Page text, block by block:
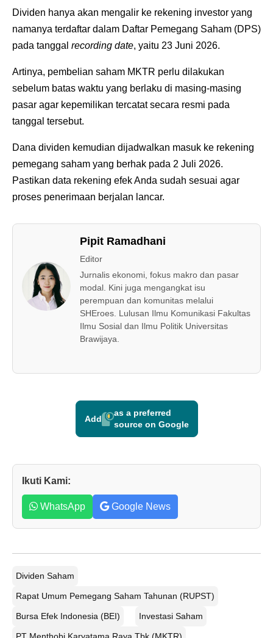
Dividen hanya akan mengalir ke rekening investor yang
namanya terdaftar dalam Daftar Pemegang Saham (DPS)
pada tanggal recording date, yaitu 23 Juni 2026.
Artinya, pembelian saham MKTR perlu dilakukan
sebelum batas waktu yang berlaku di masing-masing
pasar agar kepemilikan tercatat secara resmi pada
tanggal tersebut.
Dana dividen kemudian dijadwalkan masuk ke rekening
pemegang saham yang berhak pada 2 Juli 2026.
Pastikan data rekening efek Anda sudah sesuai agar
proses penerimaan berjalan lancar.
Pipit Ramadhani
Editor
Jurnalis ekonomi, fokus makro dan pasar
modal. Kini juga mengangkat isu
perempuan dan komunitas melalui
SHEroes. Lulusan Ilmu Komunikasi Fakultas
Ilmu Sosial dan Ilmu Politik Universitas
Brawijaya.
Add
as a preferred
source on Google
Ikuti Kami:
WhatsApp Google News
Dividen Saham
Rapat Umum Pemegang Saham Tahunan (RUPST)
Bursa Efek Indonesia (BEI) Investasi Saham